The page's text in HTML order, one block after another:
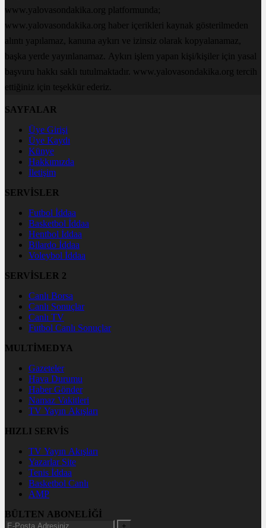
www.yalovasondakika.org platformunda;
www.yalovasondakika.org haber içerikleri kaynak gösterilmeden
alıntı yapılamaz, kanuna aykırı ve izinsiz olarak kopyalanamaz,
başka yerde yayınlanamaz. Aykırı işlem yapan kişi/kişiler için yasal
başvuru hakkı saklı tutulmaktadır. www.yalovasondakika.org tercih
ettiğiniz için teşekkür ederiz.
SAYFALAR
Üye Girişi
Üye Kaydı
Künye
Hakkımızda
İletişim
SERVİSLER
Futbol İddaa
Basketbol İddaa
Hentbol İddaa
Bilardo İddaa
Voleybol İddaa
SERVİSLER 2
Canlı Borsa
Canlı Sonuçlar
Canlı TV
Futbol Canlı Sonuçlar
MULTİMEDYA
Gazeteler
Hava Durumu
Haber Gönder
Namaz Vakitleri
TV Yayın Akışları
HIZLI SERVİS
TV Yayın Akışları
Yazarlar Site
Tenis İddaa
Basketbol Canlı
AMP
BÜLTEN ABONELİĞİ
+